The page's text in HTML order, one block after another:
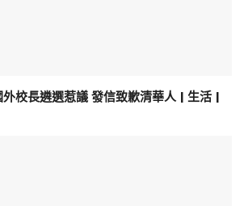
校長遴選惹議 發信致歉清華人 | 生活 |